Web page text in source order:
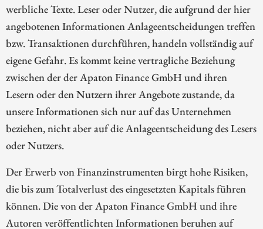
werbliche Texte. Leser oder Nutzer, die aufgrund der hier
angebotenen Informationen Anlageentscheidungen treffen
bzw. Transaktionen durchführen, handeln vollständig auf
eigene Gefahr. Es kommt keine vertragliche Beziehung
zwischen der der Apaton Finance GmbH und ihren
Lesern oder den Nutzern ihrer Angebote zustande, da
unsere Informationen sich nur auf das Unternehmen
beziehen, nicht aber auf die Anlageentscheidung des Lesers
oder Nutzers.
Der Erwerb von Finanzinstrumenten birgt hohe Risiken,
die bis zum Totalverlust des eingesetzten Kapitals führen
können. Die von der Apaton Finance GmbH und ihre
Autoren veröffentlichten Informationen beruhen auf